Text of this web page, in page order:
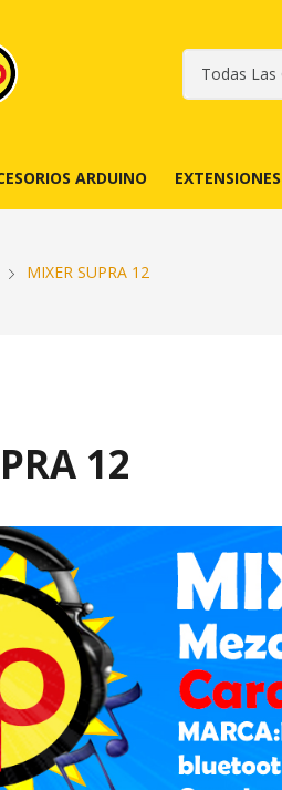
ARDUINO EXTENSIONES
MIXER SUPRA 12
12